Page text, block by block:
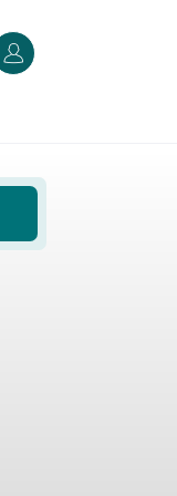
Accedi o registrati